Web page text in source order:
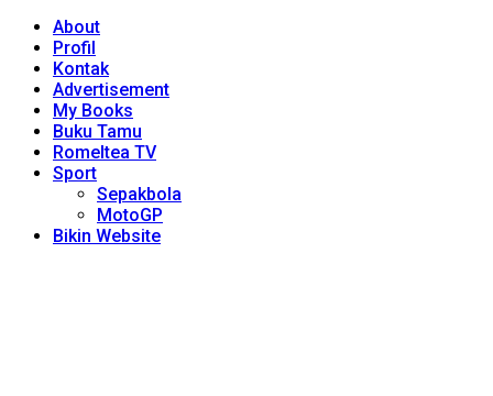
About
Profil
Kontak
Advertisement
My Books
Buku Tamu
Romeltea TV
Sport
Sepakbola
MotoGP
Bikin Website